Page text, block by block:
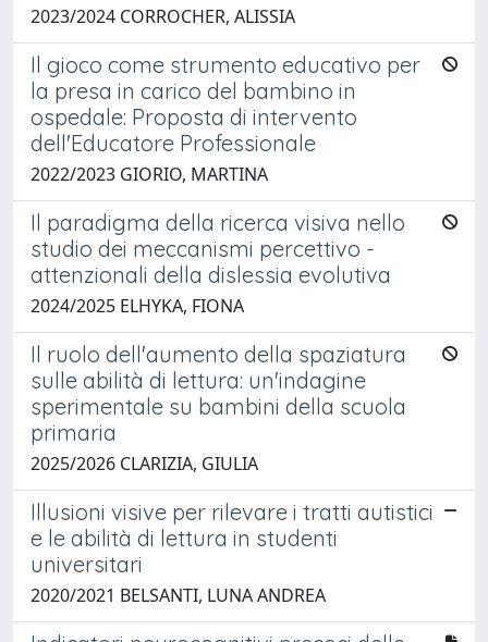
2023/2024 CORROCHER, ALISSIA
Il gioco come strumento educativo per
la presa in carico del bambino in
ospedale: Proposta di intervento
dell'Educatore Professionale
2022/2023 GIORIO, MARTINA
Il paradigma della ricerca visiva nello
studio dei meccanismi percettivo -
attenzionali della dislessia evolutiva
2024/2025 ELHYKA, FIONA
Il ruolo dell'aumento della spaziatura
sulle abilità di lettura: un'indagine
sperimentale su bambini della scuola
primaria
2025/2026 CLARIZIA, GIULIA
Illusioni visive per rilevare i tratti autistici
e le abilità di lettura in studenti
universitari
2020/2021 BELSANTI, LUNA ANDREA